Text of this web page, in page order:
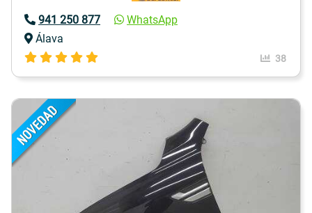
941 250 877
WhatsApp
Álava
38